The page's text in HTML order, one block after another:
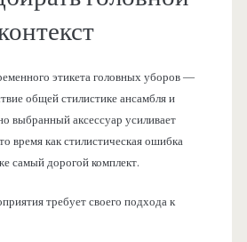
этикета головных уборов —
общей стилистике ансамбля и
выбранный аксессуар усиливает
время как стилистическая ошибка
самый дорогой комплект.
требует своего подхода к